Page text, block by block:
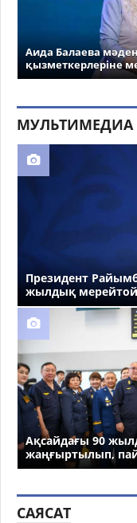
Аида Балаева
қызметкерлеріне
МУЛЬТИМЕДИА
Президент
жылдық
Ақсайдағы 90
жаңғыртылып,
САЯСАТ